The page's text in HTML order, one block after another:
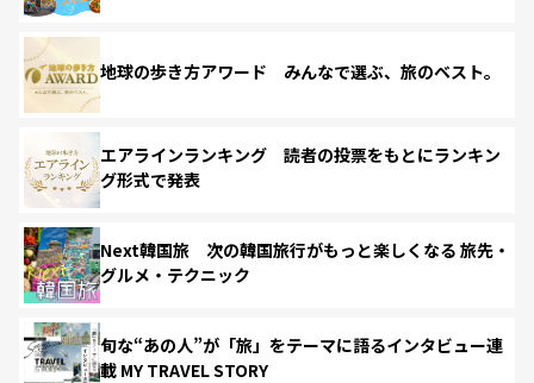
地球の歩き方アワード みんなで選ぶ、旅のベスト。
エアラインランキング 読者の投票をもとにランキン
グ形式で発表
Next韓国旅 次の韓国旅行がもっと楽しくなる 旅先・
グルメ・テクニック
旬な“あの人”が「旅」をテーマに語るインタビュー連
載 MY TRAVEL STORY